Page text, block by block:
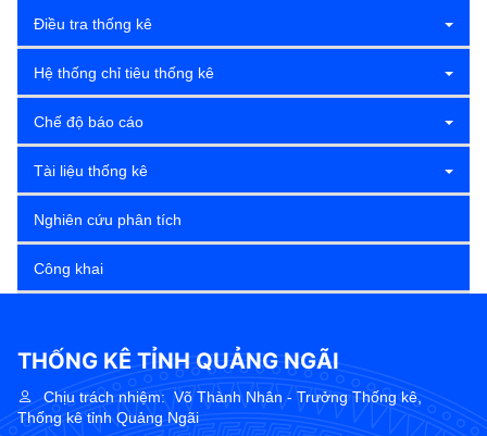
Điều tra thống kê
Hệ thống chỉ tiêu thống kê
Chế độ báo cáo
Tài liệu thống kê
Nghiên cứu phân tích
Công khai
THỐNG KÊ TỈNH QUẢNG NGÃI
Chịu trách nhiệm: Võ Thành Nhân - Trưởng Thống kê,
Thống kê tỉnh Quảng Ngãi